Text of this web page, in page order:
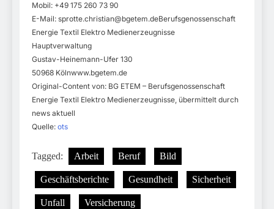
Mobil: +49 175 260 73 90
E-Mail: sprotte.christian@bgetem.deBerufsgenossenschaft
Energie Textil Elektro Medienerzeugnisse
Hauptverwaltung
Gustav-Heinemann-Ufer 130
50968 Kölnwww.bgetem.de
Original-Content von: BG ETEM – Berufsgenossenschaft
Energie Textil Elektro Medienerzeugnisse, übermittelt durch
news aktuell
Quelle: ots
Tagged: Arbeit Beruf Bild
Geschäftsberichte Gesundheit Sicherheit
Unfall Versicherung